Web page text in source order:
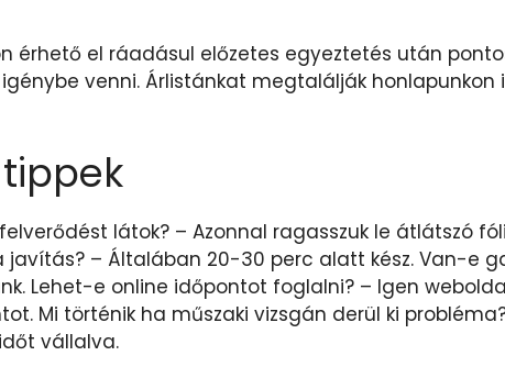
érhető el ráadásul előzetes egyeztetés után
venni. Árlistánkat megtalálják
látok? – Azonnal ragasszuk le átlátszó
– Általában 20-30 perc alatt kész. Van-e
Lehet-e online időpontot foglalni? – Igen
Mi történik ha műszaki vizsgán derül ki
vállalva.